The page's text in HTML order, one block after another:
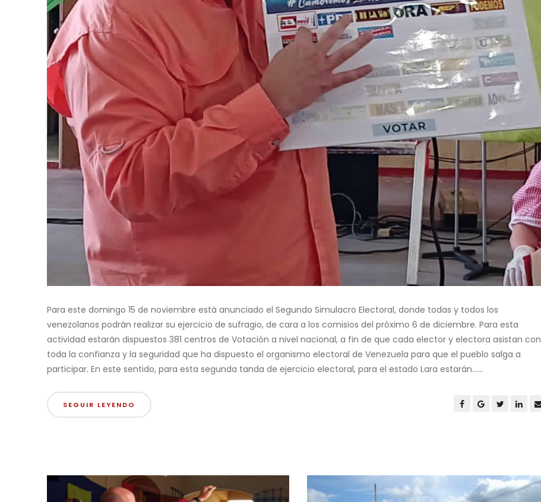
Para este domingo 15 de noviembre está anunciado el Segundo Simulacro Electoral, donde todas y todos los
venezolanos podrán realizar su ejercicio de sufragio, de cara a los comisios del próximo 6 de diciembre. Para esta
actividad estarán dispuestos 381 centros de Votación a nivel nacional, a fin de que cada elector y electora asistan con
toda la confianza y la seguridad que ha dispuesto el organismo electoral de Venezuela para que el pueblo salga a
participar. En este sentido, para esta segunda tanda de ejercicio electoral, para el estado Lara estarán......
SEGUIR LEYENDO